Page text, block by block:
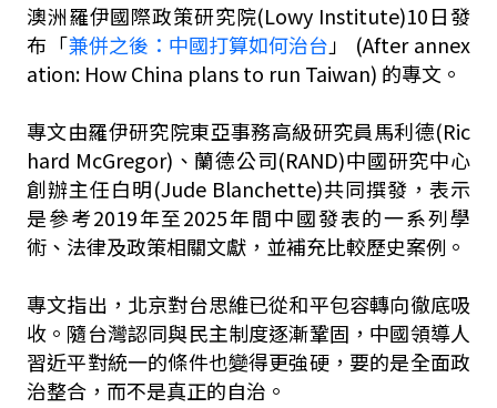
澳洲羅伊國際政策研究院(Lowy Institute)10日發
布「兼併之後：中國打算如何治台 」 (After annex
ation: How China plans to run Taiwan) 的專文。
專文由羅伊研究院東亞事務高級研究員馬利德(Ric
hard McGregor)、蘭德公司(RAND)中國研究中心
創辦主任白明(Jude Blanchette)共同撰發，表示
是參考2019年至2025年間中國發表的一系列學
術、法律及政策相關文獻，並補充比較歷史案例。
專文指出，北京對台思維已從和平包容轉向徹底吸
收。隨台灣認同與民主制度逐漸鞏固，中國領導人
習近平對統一的條件也變得更強硬，要的是全面政
治整合，而不是真正的自治。